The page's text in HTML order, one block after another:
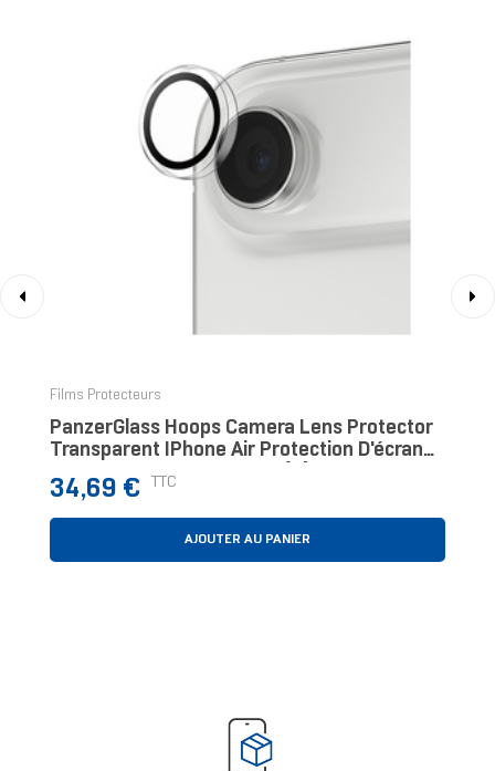
Films Protecteurs
PanzerGlass Hoops Camera Lens Protector
Transparent IPhone Air Protection D'écran
Transparent Apple 1 Pièce(s)
Prix
34,69 € TTC
AJOUTER AU PANIER